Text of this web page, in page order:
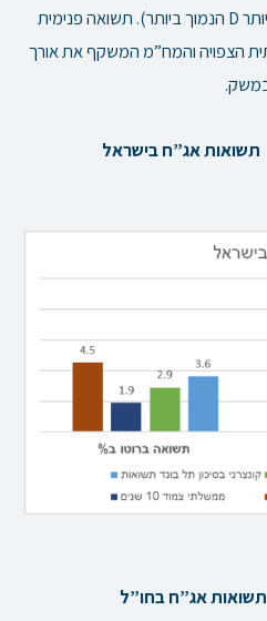
הנמדד באותיות לועזיות (A הגבוה ביותר D הנמוך ביותר). תשואה פנימית
הצפויה והמח”מ המשקף את אורך
במשק.
בישראל
בחו”ל